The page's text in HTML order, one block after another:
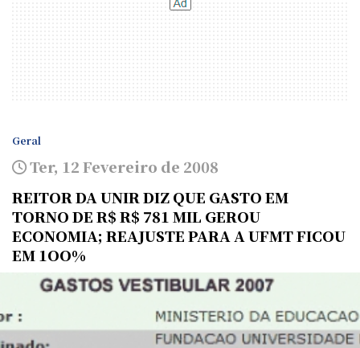
Geral
Ter, 12 Fevereiro de 2008
REITOR DA UNIR DIZ QUE GASTO EM
TORNO DE R$ R$ 781 MIL GEROU
ECONOMIA; REAJUSTE PARA A UFMT FICOU
EM 1OO%